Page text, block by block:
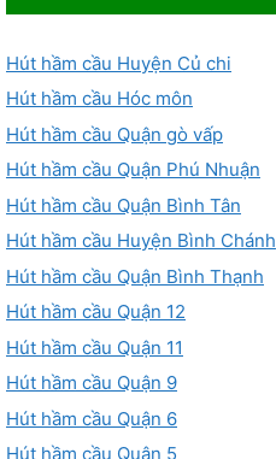
Hút hầm cầu Huyện Củ chi
Hút hầm cầu Hóc môn
Hút hầm cầu Quận gò vấp
Hút hầm cầu Quận Phú Nhuận
Hút hầm cầu Quận Bình Tân
Hút hầm cầu Huyện Bình Chánh
Hút hầm cầu Quận Bình Thạnh
Hút hầm cầu Quận 12
Hút hầm cầu Quận 11
Hút hầm cầu Quận 9
Hút hầm cầu Quận 6
Hút hầm cầu Quận 5